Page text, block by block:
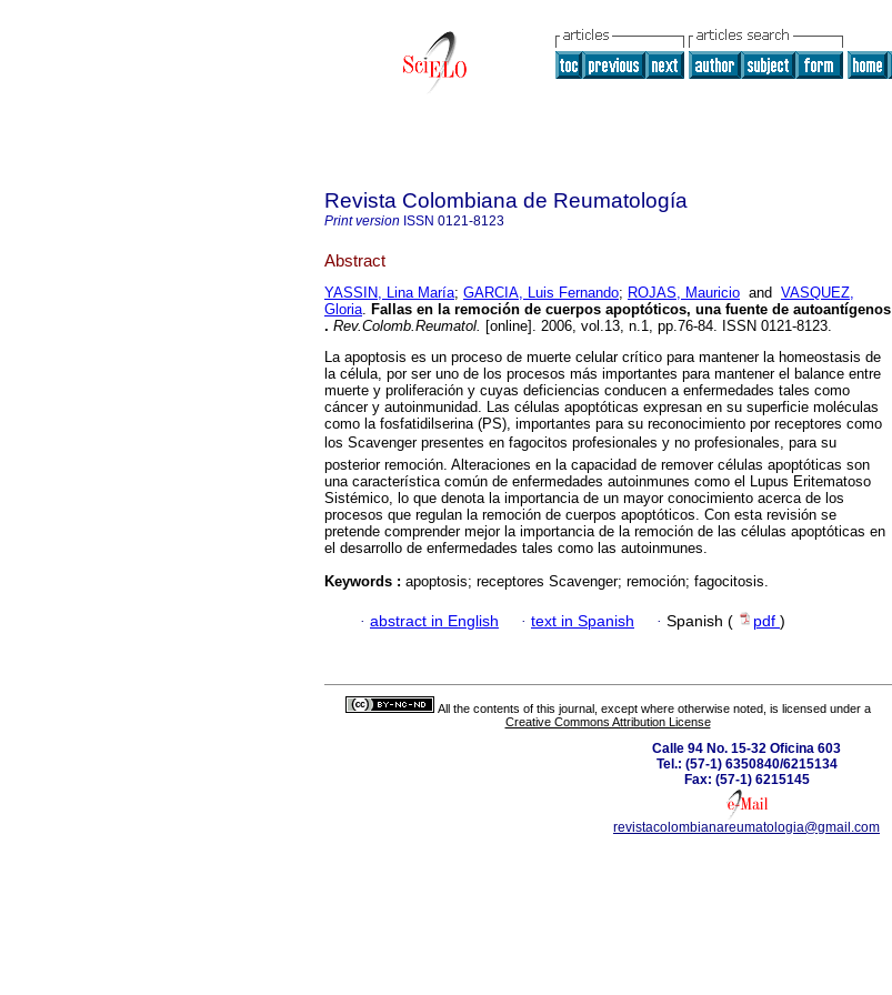
Revista Colombiana de Reumatología
Print version ISSN 0121-8123
Abstract
YASSIN, Lina María; GARCIA, Luis Fernando; ROJAS, Mauricio and VASQUEZ,
Gloria. Fallas en la remoción de cuerpos apoptóticos, una fuente de autoantígenos
. Rev.Colomb.Reumatol. [online]. 2006, vol.13, n.1, pp.76-84. ISSN 0121-8123.
La apoptosis es un proceso de muerte celular crítico para mantener la homeostasis de
la célula, por ser uno de los procesos más importantes para mantener el balance entre
muerte y proliferación y cuyas deficiencias conducen a enfermedades tales como
cáncer y autoinmunidad. Las células apoptóticas expresan en su superficie moléculas
como la fosfatidilserina (PS), importantes para su reconocimiento por receptores como
los Scavenger presentes en fagocitos profesionales y no profesionales, para su
posterior remoción. Alteraciones en la capacidad de remover células apoptóticas son
una característica común de enfermedades autoinmunes como el Lupus Eritematoso
Sistémico, lo que denota la importancia de un mayor conocimiento acerca de los
procesos que regulan la remoción de cuerpos apoptóticos. Con esta revisión se
pretende comprender mejor la importancia de la remoción de las células apoptóticas en
el desarrollo de enfermedades tales como las autoinmunes.
Keywords : apoptosis; receptores Scavenger; remoción; fagocitosis.
· abstract in English · text in Spanish · Spanish ( pdf )
All the contents of this journal, except where otherwise noted, is licensed under a
Creative Commons Attribution License
Calle 94 No. 15-32 Oficina 603
Tel.: (57-1) 6350840/6215134
Fax: (57-1) 6215145
revistacolombianareumatologia@gmail.com